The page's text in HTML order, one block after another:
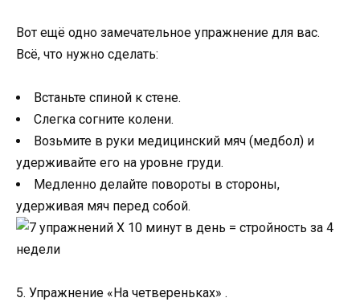
Вот ещё одно замечательное упражнение для вас.
Всё, что нужно сделать:
Встаньте спиной к стене.
Слегка согните колени.
Возьмите в руки медицинский мяч (медбол) и
удерживайте его на уровне груди.
Медленно делайте повороты в стороны,
удерживая мяч перед собой.
5. Упражнение «На четвереньках» .